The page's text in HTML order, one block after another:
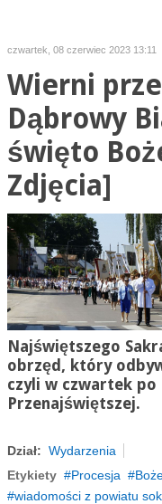
czwartek, 08 czerwiec 2023 13:11
Wierni
Dąbrowy
święto
Zdjęcia]
Najświętszego
obrzęd, który
czyli w czwartek
Przenajświętszej.
Dział: Wydarzenia
Etykiety
Procesja
wiadomości z powiatu